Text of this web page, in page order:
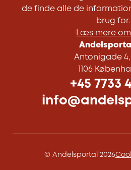
de finde alle de
brug for.
Læs mere
Antonigade 4,
1106
+45 7733
© Andelsportal 2026